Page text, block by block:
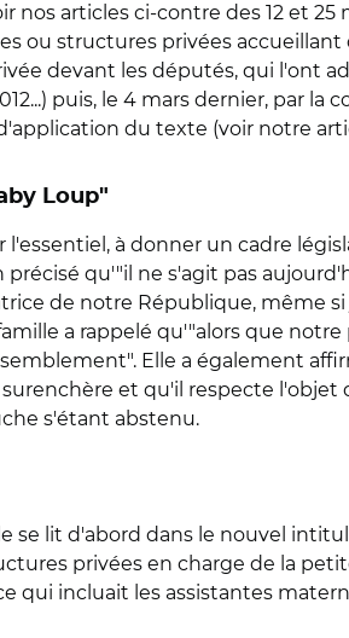
nos articles ci-contre des 12 et 25
ou structures privées
devant les députés, qui l'ont
puis, le 4 mars dernier, par
du texte (voir notre
Loup"
à donner un cadre
précisé qu'"il ne s'agit pas
de notre République, même
a rappelé qu'"alors que
Elle a également
et qu'il respecte
s'étant abstenu.
lit d'abord dans le nouvel
privées en charge de la
qui incluait les assistantes